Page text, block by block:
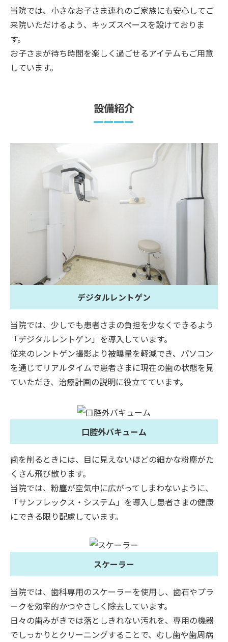
当院では、小さなお子さま連れのご家族にも安心してご
来院いただけるよう、キッズスペースを設けておりま
す。
お子さまが待ち時間を楽しく過ごせるアイテムもご用意
しています。
設備紹介
デジタルレントゲン
当院では、少しでも患者さまの負担を少なくできるよう
「デジタルレントゲン」を導入しています。
従来のレントゲン撮影より被曝量を軽減でき、パソコン
を通じてリアルタイムで患者さまに現在の歯の状態を見
ていただき、治療計画の説明に役立てています。
口腔外バキューム
歯を削るときには、目に見えないほどの細かな粉塵がた
くさん飛び散ります。
当院では、粉塵が空気中に広がってしまわないように、
「サンフレックス・システム」を導入し患者さまの健康
にできる限り配慮しています。
スケーラー
当院では、歯科専用のスケーラーを使用し、歯石やプラ
ークを効率的かつやさしく除去しています。
日々の歯みがきでは落としきれない汚れを、専用の機器
でしっかりとクリーニングすることで、むし歯や歯周病